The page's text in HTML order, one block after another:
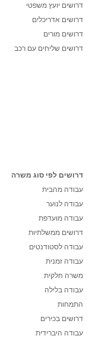
דרושים יועץ משפטי
דרושים אדריכלים
דרושים מורים
דרושים שליחים עם רכב
דרושים לפי סוג משרה
עבודה מהבית
עבודה לנוער
עבודה מועדפת
דרושים ממשלתיות
עבודה לסטודנטים
עבודה זמנית
משרה חלקית
עבודה בלילה
התמחות
דרושים בכירים
עבודה היברידית